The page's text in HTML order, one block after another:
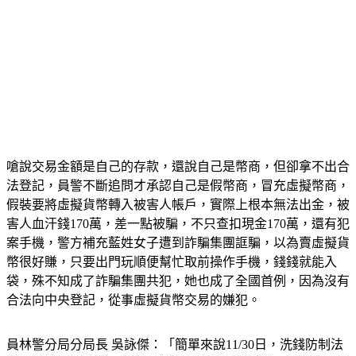
嗆說交易金額是自己的存款，還說自己是幣商，但卻拿不出合
法登記，員警不斷追問才承認自己是假幣商，冒充虛擬幣商，
假裝要將虛擬貨幣轉入被害人帳戶，實際上根本無法出金，被
害人血汗錢170萬，差一點被騙，不只查扣現金170萬，還有犯
案手機，警方補充藍姓女子遭到詐騙集團誆騙，以為賣虛擬貨
幣很好賺，只要出門玩順便幫忙取前操作手機，錢錢就能入
袋，殊不知成了詐騙集團共犯，她也成了全國首例，因為沒有
合法向中央登記，從事虛擬貨幣交易的嫌犯。
員林警分局分局長 吳詠傑：「簡單來說11/30日，洗錢防制法